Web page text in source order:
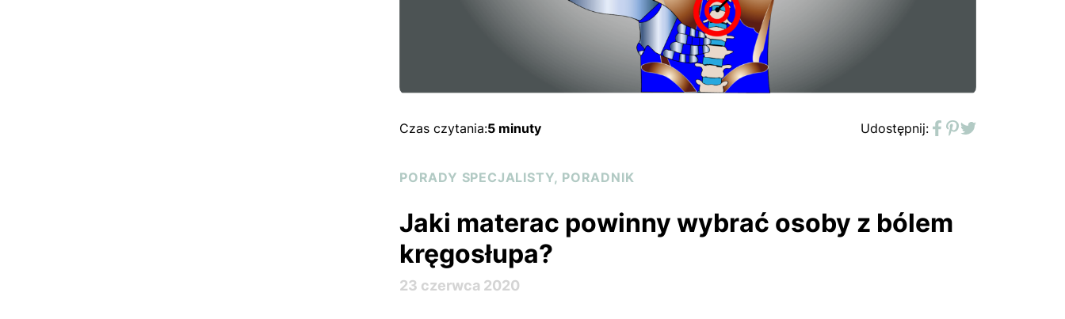
Czas czytania:5 minuty Udostępnij:
Facebook
Pinterest
Twitter
PORADY SPECJALISTY, PORADNIK
Jaki materac powinny wybrać osoby z bólem
kręgosłupa?
23 czerwca 2020